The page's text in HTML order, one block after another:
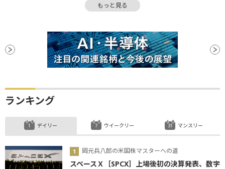
陽線 利下げ
もっと見る
ランキング
デイリー
岡元兵八郎の米国株マスターへの道
スペースＸ［SPCX］上場後初の決算発表、数字
ウイークリー マンスリー